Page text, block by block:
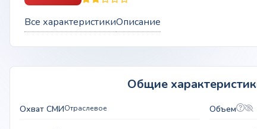
Все характеристикиОписание
Общие
Охват СМИОтраслевое Объем